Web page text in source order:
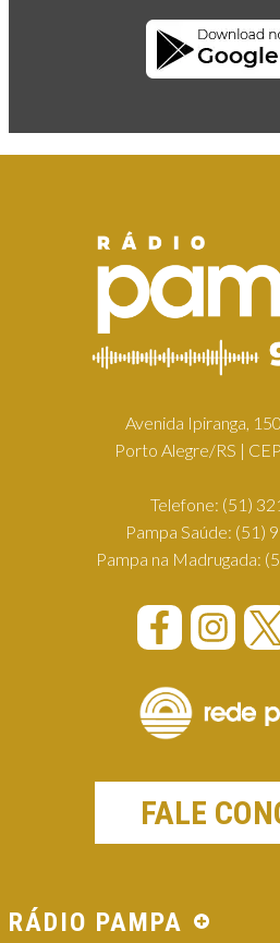
Avenida Ipiranga,
Porto Alegre/RS |
Telefone: (51)
Pampa Saúde: (51)
Pampa na Madrugada:
FALE
RÁDIO PAMPA